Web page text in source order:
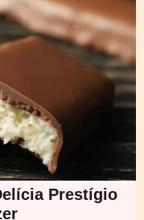
Prestígio